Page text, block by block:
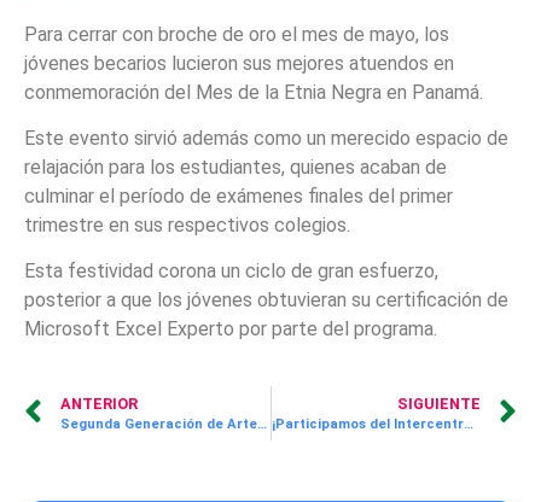
Para cerrar con broche de oro el mes de mayo, los
jóvenes becarios lucieron sus mejores atuendos en
conmemoración del Mes de la Etnia Negra en Panamá.
Este evento sirvió además como un merecido espacio de
relajación para los estudiantes, quienes acaban de
culminar el período de exámenes finales del primer
trimestre en sus respectivos colegios.
Esta festividad corona un ciclo de gran esfuerzo,
posterior a que los jóvenes obtuvieran su certificación de
Microsoft Excel Experto por parte del programa.
ANTERIOR
Segunda Generación de Artes Culinarias recibe sus cuchillos
SIGUIENTE
¡Participamos del Intercentros ¡Supérate! en Santiago!